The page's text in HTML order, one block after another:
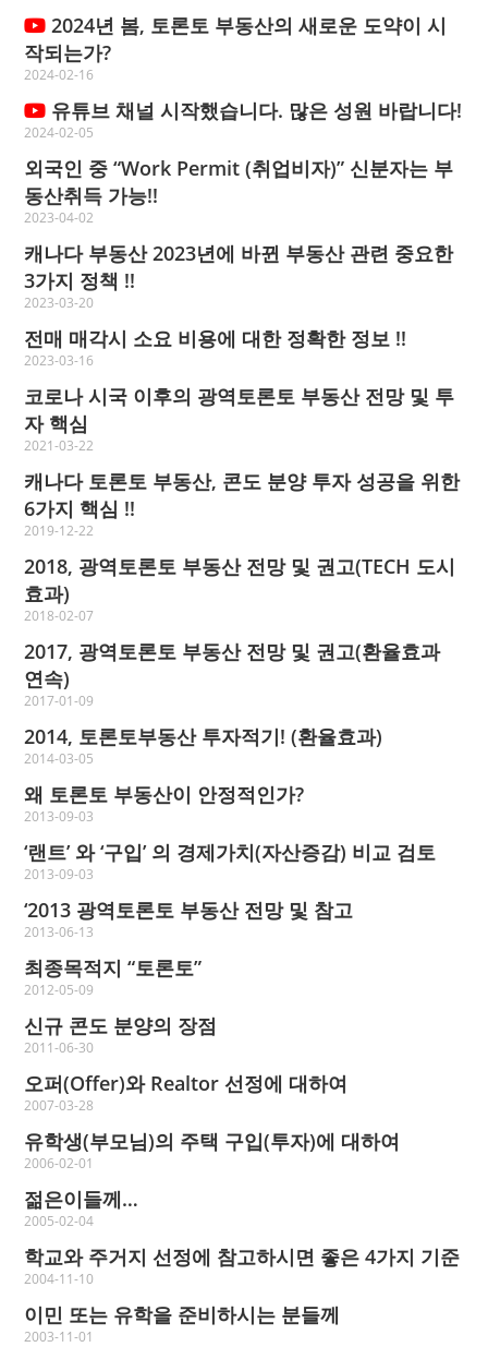
2024년 봄, 토론토 부동산의 새로운 도약이 시
작되는가?
2024-02-16
유튜브 채널 시작했습니다. 많은 성원 바랍니다!
2024-02-05
외국인 중 “Work Permit (취업비자)” 신분자는 부
동산취득 가능!!
2023-04-02
캐나다 부동산 2023년에 바뀐 부동산 관련 중요한
3가지 정책 !!
2023-03-20
전매 매각시 소요 비용에 대한 정확한 정보 !!
2023-03-16
코로나 시국 이후의 광역토론토 부동산 전망 및 투
자 핵심
2021-03-22
캐나다 토론토 부동산, 콘도 분양 투자 성공을 위한
6가지 핵심 !!
2019-12-22
2018, 광역토론토 부동산 전망 및 권고(TECH 도시
효과)
2018-02-07
2017, 광역토론토 부동산 전망 및 권고(환율효과
연속)
2017-01-09
2014, 토론토부동산 투자적기! (환율효과)
2014-03-05
왜 토론토 부동산이 안정적인가?
2013-09-03
‘랜트’ 와 ‘구입’ 의 경제가치(자산증감) 비교 검토
2013-09-03
‘2013 광역토론토 부동산 전망 및 참고
2013-06-13
최종목적지 “토론토”
2012-05-09
신규 콘도 분양의 장점
2011-06-30
오퍼(Offer)와 Realtor 선정에 대하여
2007-03-28
유학생(부모님)의 주택 구입(투자)에 대하여
2006-02-01
젊은이들께…
2005-02-04
학교와 주거지 선정에 참고하시면 좋은 4가지 기준
2004-11-10
이민 또는 유학을 준비하시는 분들께
2003-11-01